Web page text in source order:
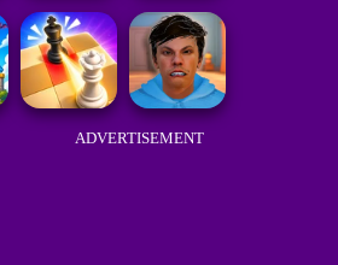
ADVERTISEMENT